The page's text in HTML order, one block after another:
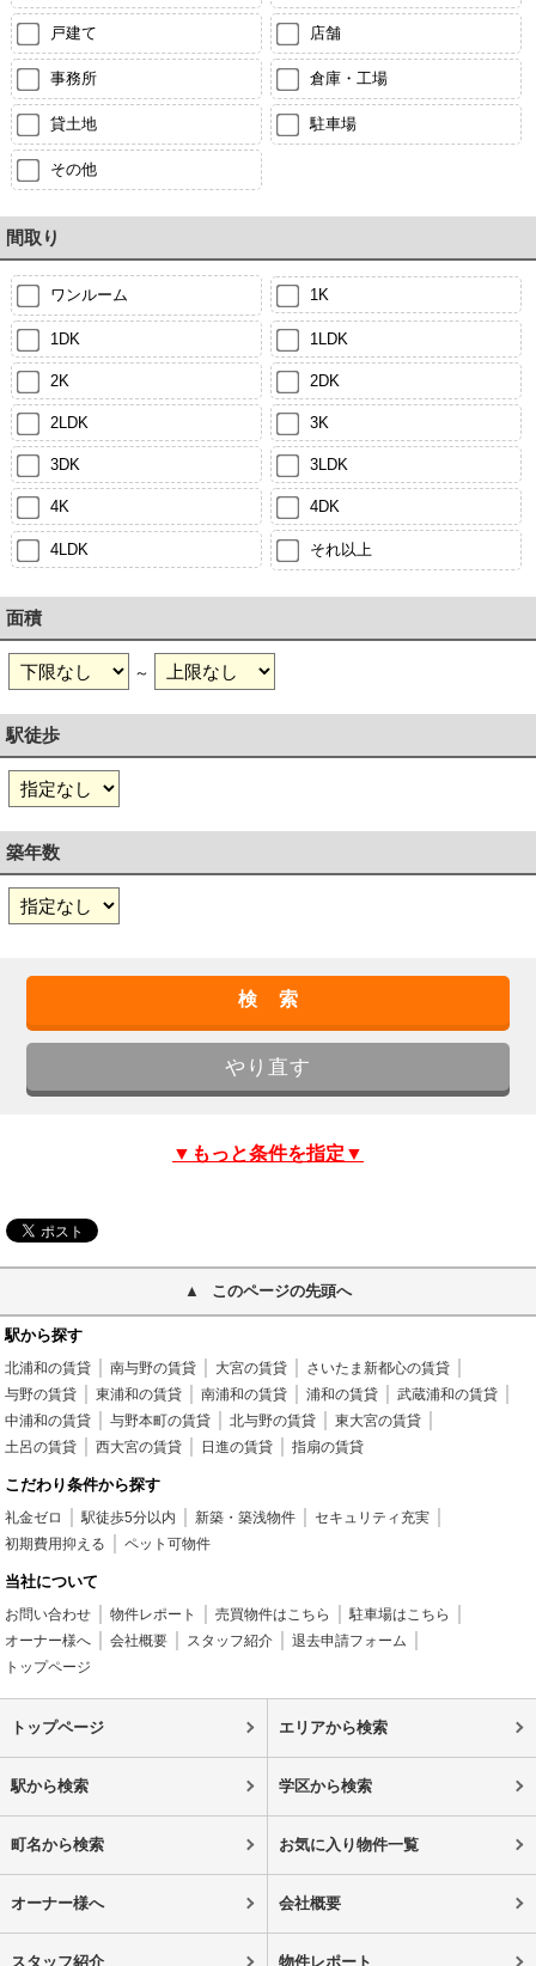
戸建て 店舗
事務所 倉庫・工場
貸土地 駐車場
その他
間取り
ワンルーム 1K
1DK 1LDK
2K 2DK
2LDK 3K
3DK 3LDK
4K 4DK
4LDK それ以上
面積
～
駅徒歩
築年数
▼もっと条件を指定▼
このページの先頭へ
駅から探す
北浦和の賃貸 南与野の賃貸 大宮の賃貸
さいたま新都心の賃貸
与野の賃貸
東浦和の賃貸 南浦和の賃貸 浦和の賃貸
武蔵浦和の賃貸
中浦和の賃貸
与野本町の賃貸 北与野の賃貸
東大宮の賃貸
土呂の賃貸
西大宮の賃貸 日進の賃貸 指扇の賃貸
こだわり条件から探す
礼金ゼロ 駅徒歩5分以内 新築・築浅物件
セキュリティ充実
初期費用抑える
ペット可物件
当社について
お問い合わせ 物件レポート 売買物件はこちら
駐車場はこちら
オーナー様へ
会社概要 スタッフ紹介
退去申請フォーム
トップページ
トップページ エリアから検索
駅から検索 学区から検索
町名から検索 お気に入り物件一覧
オーナー様へ 会社概要
スタッフ紹介 物件レポート